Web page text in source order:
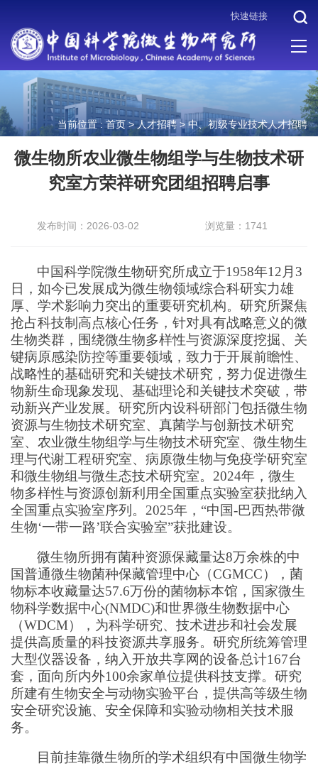
快速链接
当前位置 :首页>人才招聘 > 中、初级专业技术人才招聘
微生物所农业微生物组学与生物技术研
究室方荣祥研究团组招聘启事
发布时间：2026-03-02 浏览量：1741
中国科学院微生物研究所成立于1958年12月3
日，如今已发展成为微生物领域综合科研实力雄
厚、学术影响力突出的重要研究机构。研究所聚焦
抢占科技制高点核心任务，针对具有战略意义的微
生物类群，围绕微生物多样性与资源深度挖掘、关
键病原感染防控等重要领域，致力于开展前瞻性、
战略性的基础研究和关键技术研究，努力促进微生
物新生命现象发现、基础理论和关键技术突破，带
动新兴产业发展。研究所内设科研部门包括微生物
资源与生物技术研究室、真菌学与创新技术研究
室、农业微生物组学与生物技术研究室、微生物生
理与代谢工程研究室、病原微生物与免疫学研究室
和微生物组与微生态技术研究室。2024年，微生
物多样性与资源创新利用全国重点实验室获批纳入
全国重点实验室序列。2025年，“中国-巴西热带微
生物‘一带一路’联合实验室”获批建设。
微生物所拥有菌种资源保藏量达8万余株的中
国普通微生物菌种保藏管理中心（CGMCC），菌
物标本收藏量达57.6万份的菌物标本馆，国家微生
物科学数据中心(NMDC)和世界微生物数据中心
（WDCM），为科学研究、技术进步和社会发展
提供高质量的科技资源共享服务。研究所统筹管理
大型仪器设备，纳入开放共享网的设备总计167台
套，面向所内外100余家单位提供科技支撑。研究
所建有生物安全与动物实验平台，提供高等级生物
安全研究设施、安全保障和实验动物相关技术服
务。
目前挂靠微生物所的学术组织有中国微生物学